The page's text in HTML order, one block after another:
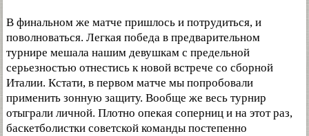
В финальном же матче пришлось и потрудиться, и
поволноваться. Легкая победа в предварительном
турнире мешала нашим девушкам с предельной
серьезностью отнестись к новой встрече со сборной
Италии. Кстати, в первом матче мы попробовали
применить зонную защиту. Вообще же весь турнир
отыграли личной. Плотно опекая соперниц и на этот раз,
баскетболистки советской команды постепенно